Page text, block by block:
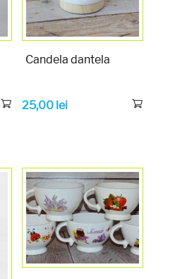
Candela dantela
25,00 lei